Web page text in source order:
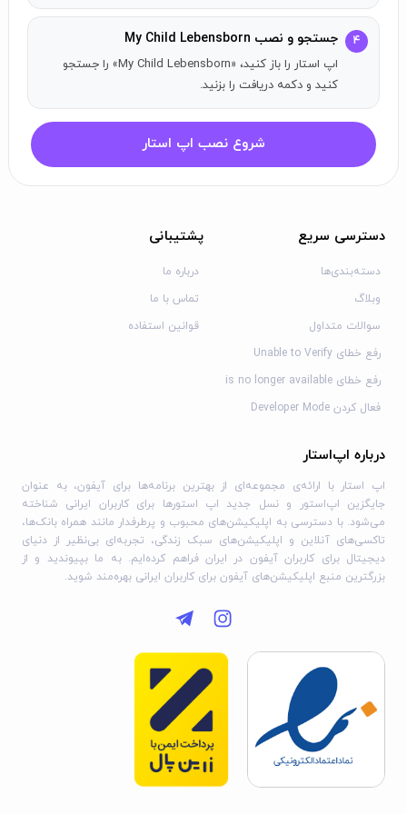
کرده و تعامل نمایید.
گرافیک بهبود یافته:گرافیک بازی به سطح امروز ارتقا یافته است و
شما می‌توانید فرزندتان را نوازش کرده و واکنش‌های دلگرم‌کننده‌ای
ببینید.
احتیاط:
تماس بگیرید.
۴ جستجو و نصب My Child Lebensborn
اپ استار را باز کنید، «My Child Lebensborn» را جستجو
کنید و دکمه دریافت را بزنید.
شروع نصب اپ استار
دسترسی سریع
دسته‌بندی‌ها
وبلاگ
سوالات متداول
رفع خطای Unable to Verify
رفع خطای is no longer available
فعال کردن Developer Mode
پشتیبانی
درباره ما
تماس با ما
قوانین استفاده
درباره اپ‌استار
اپ استار با ارائه‌ی مجموعه‌ای از بهترین برنامه‌ها برای آیفون، به عنوان
جایگزین اپ‌استور و نسل جدید اپ استورها برای کاربران ایرانی شناخته
می‌شود. با دسترسی به اپلیکیشن‌های محبوب و پرطرفدار مانند همراه بانک‌ها،
تاکسی‌های آنلاین و اپلیکیشن‌های سبک زندگی، تجربه‌ای بی‌نظیر از دنیای
دیجیتال برای کاربران آیفون در ایران فراهم کرده‌ایم. به ما بپیوندید و از
بزرگترین منبع اپلیکیشن‌های آیفون برای کاربران ایرانی بهره‌مند شوید.